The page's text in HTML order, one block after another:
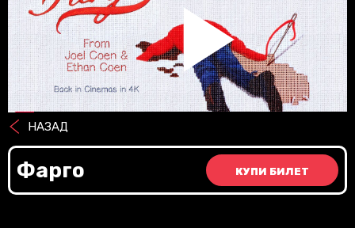
НАЗАД
Фарго КУПИ БИЛЕТ